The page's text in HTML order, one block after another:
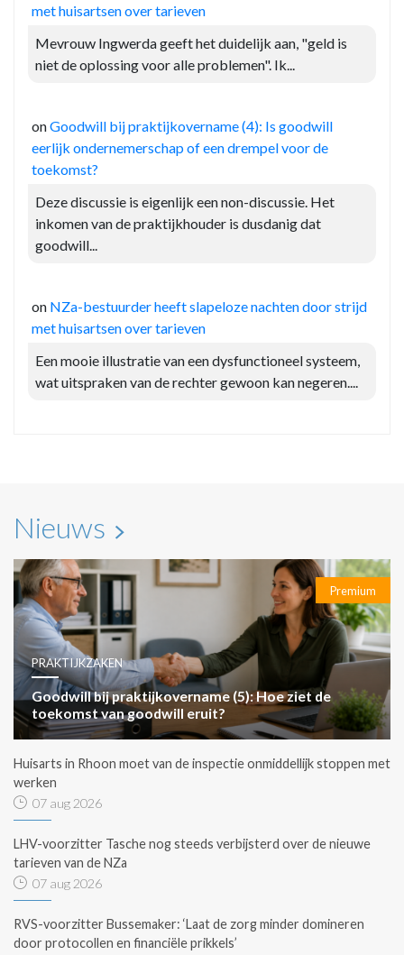
met huisartsen over tarieven
Mevrouw Ingwerda geeft het duidelijk aan, "geld is
niet de oplossing voor alle problemen". Ik...
onGoodwill bij praktijkovername (4): Is goodwill
eerlijk ondernemerschap of een drempel voor de
toekomst?
Deze discussie is eigenlijk een non-discussie. Het
inkomen van de praktijkhouder is dusdanig dat
goodwill...
on NZa-bestuurder heeft slapeloze nachten door strijd
met huisartsen over tarieven
Een mooie illustratie van een dysfunctioneel systeem,
wat uitspraken van de rechter gewoon kan negeren....
Nieuws
Premium
PRAKTIJKZAKEN
Goodwill bij praktijkovername (5): Hoe ziet de
toekomst van goodwill eruit?
Huisarts in Rhoon moet van de inspectie onmiddellijk stoppen met
werken
07 aug 2026
LHV-voorzitter Tasche nog steeds verbijsterd over de nieuwe
tarieven van de NZa
07 aug 2026
RVS-voorzitter Bussemaker: ‘Laat de zorg minder domineren
door protocollen en financiële prikkels’